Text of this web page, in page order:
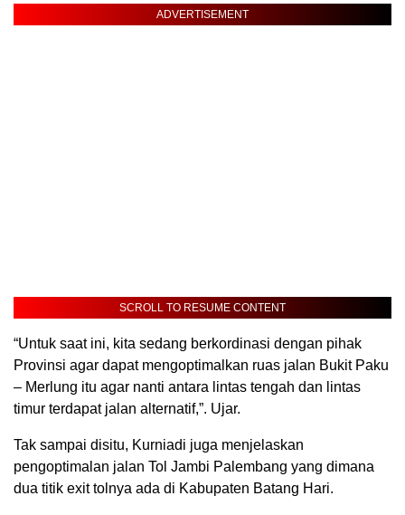
ADVERTISEMENT
SCROLL TO RESUME CONTENT
“Untuk saat ini, kita sedang berkordinasi dengan pihak
Provinsi agar dapat mengoptimalkan ruas jalan Bukit Paku
– Merlung itu agar nanti antara lintas tengah dan lintas
timur terdapat jalan alternatif,”. Ujar.
Tak sampai disitu, Kurniadi juga menjelaskan
pengoptimalan jalan Tol Jambi Palembang yang dimana
dua titik exit tolnya ada di Kabupaten Batang Hari.